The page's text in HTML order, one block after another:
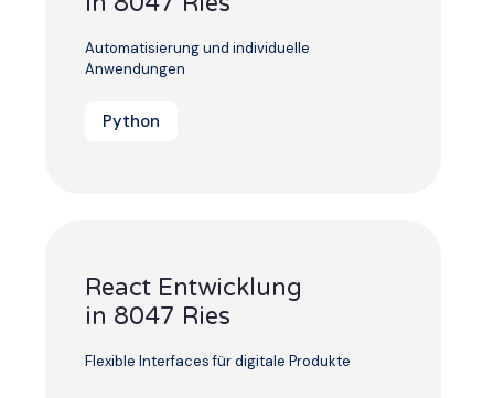
Automatisierung und individuelle
Anwendungen
Python
React Entwicklung
in 8047 Ries
Flexible Interfaces für digitale Produkte